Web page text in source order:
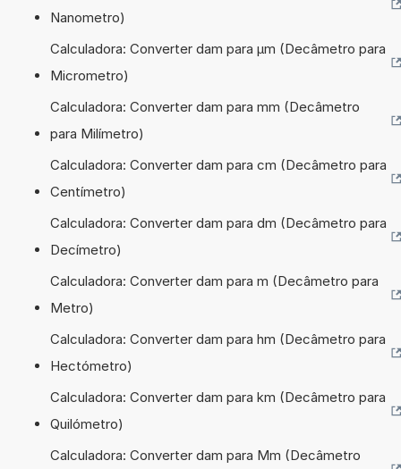
Nanometro)
Calculadora: Converter dam para µm (Decâmetro para
Micrometro)
Calculadora: Converter dam para mm (Decâmetro
para Milímetro)
Calculadora: Converter dam para cm (Decâmetro para
Centímetro)
Calculadora: Converter dam para dm (Decâmetro para
Decímetro)
Calculadora: Converter dam para m (Decâmetro para
Metro)
Calculadora: Converter dam para hm (Decâmetro para
Hectómetro)
Calculadora: Converter dam para km (Decâmetro para
Quilómetro)
Calculadora: Converter dam para Mm (Decâmetro